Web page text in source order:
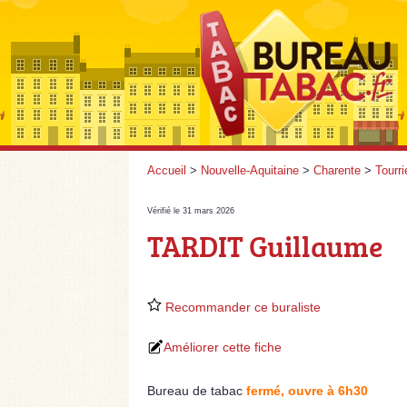
Accueil > Nouvelle-Aquitaine > Charente >
Vérifié le 31 mars 2026
TARDIT Guillaume
Recommander ce buraliste
Améliorer cette fiche
Bureau de tabac fermé, ouvre à 6h30